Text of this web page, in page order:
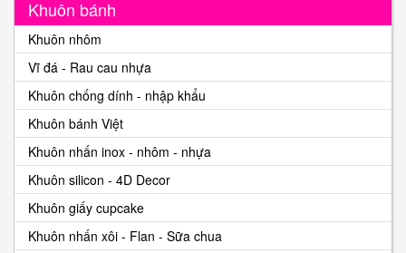
Khuôn bánh
Khuôn nhôm
Vĩ đá - Rau cau nhựa
Khuôn chống dính - nhập khẩu
Khuôn bánh Việt
Khuôn nhấn inox - nhôm - nhựa
Khuôn silicon - 4D Decor
Khuôn giấy cupcake
Khuôn nhấn xôi - Flan - Sữa chua